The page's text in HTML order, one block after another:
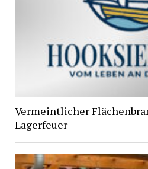
Vermeintlicher
Lagerfeuer